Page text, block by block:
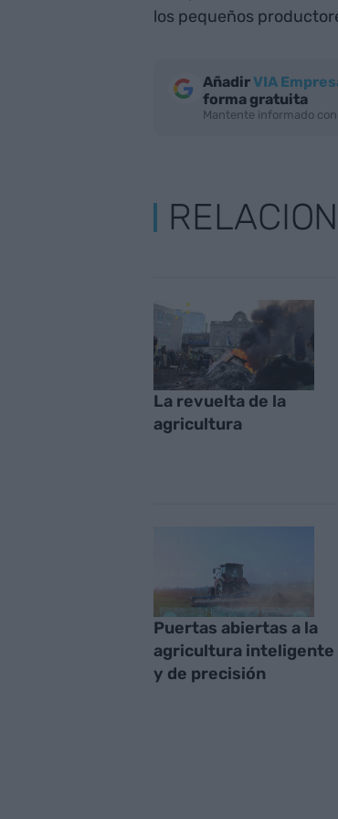
los pequeños
AñadirVIA
forma gratuita
Mantente informado
La revuelta de la
agricultura
Puertas abiertas a la
agricultura inteligente
y de precisión